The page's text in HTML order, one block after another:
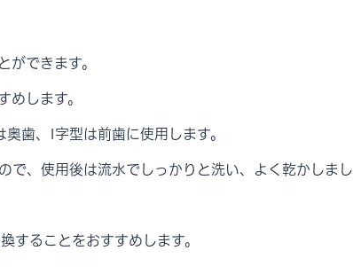
できます。
します。
歯、I字型は前歯に使用します。
で、使用後は流水でしっかりと洗い、よく乾かしまし
することをおすすめします。